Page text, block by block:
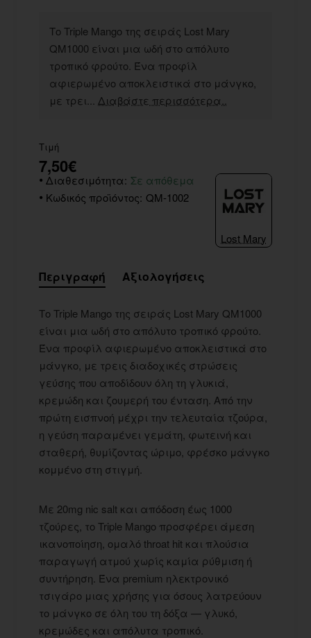
Το Triple Mango της σειράς Lost Mary
QM1000 είναι μια ωδή στο απόλυτο
τροπικό φρούτο. Ένα προφίλ
αφιερωμένο αποκλειστικά στο μάνγκο,
με τρει... Διαβάστε περισσότερα..
Τιμή
7,50€
Διαθεσιμότητα: Σε απόθεμα
Κωδικός προϊόντος: QM-1002
Lost Mary
Περιγραφή Αξιολογήσεις
Το Triple Mango της σειράς Lost Mary QM1000
είναι μια ωδή στο απόλυτο τροπικό φρούτο.
Ένα προφίλ αφιερωμένο αποκλειστικά στο
μάνγκο, με τρεις διαδοχικές στρώσεις
γεύσης που αποδίδουν όλη τη γλυκιά,
κρεμώδη και ζουμερή του ένταση. Από την
πρώτη εισπνοή μέχρι την τελευταία τζούρα,
η γεύση παραμένει γεμάτη, φωτεινή και
σταθερή, θυμίζοντας ώριμο, φρέσκο μάνγκο
κομμένο στη στιγμή.
Με 20mg nic salt και απόδοση έως 1000
τζούρες, το Triple Mango προσφέρει άμεση
ικανοποίηση, ομαλό throat hit και πλούσια
παραγωγή ατμού χωρίς καμία ρύθμιση ή
συντήρηση. Ένα premium ηλεκτρονικό
τσιγάρο μιας χρήσης για όσους λατρεύουν
το μάνγκο σε όλη του τη δόξα — γλυκό,
κρεμώδες και απόλυτα τροπικό.